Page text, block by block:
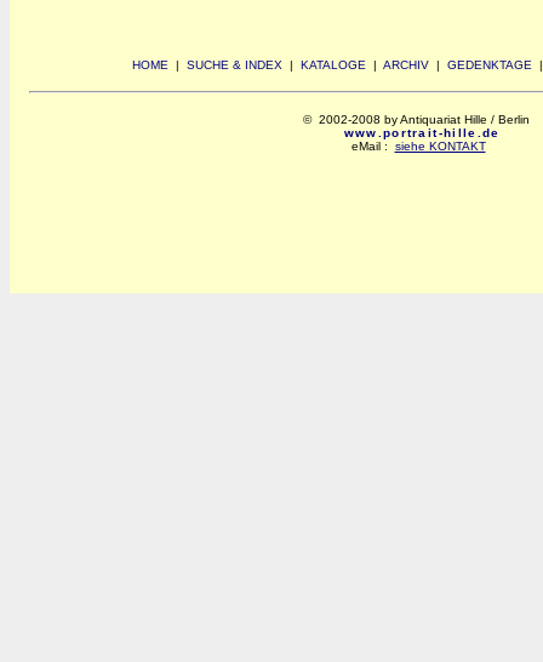
HOME | SUCHE & INDEX | KATALOGE | ARCHIV | GEDENKTAGE
© 2002-2008 by Antiquariat Hille / Berlin
www.portrait-hille.de
eMail : siehe KONTAKT